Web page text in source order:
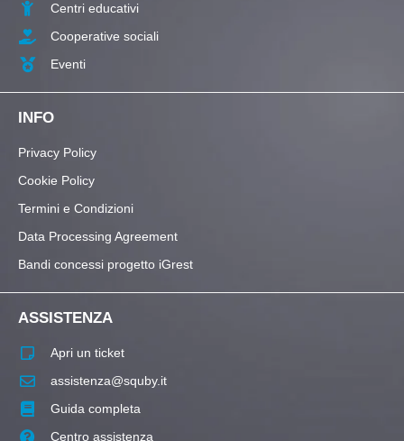
Centri educativi
Cooperative sociali
Eventi
INFO
Privacy Policy
Cookie Policy
Termini e Condizioni
Data Processing Agreement
Bandi concessi progetto iGrest
ASSISTENZA
Apri un ticket
assistenza@squby.it
Guida completa
Centro assistenza